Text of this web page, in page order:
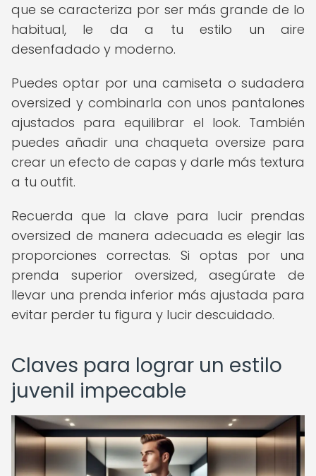
que se caracteriza por ser más grande de lo
habitual, le da a tu estilo un aire
desenfadado y moderno.
Puedes optar por una camiseta o sudadera
oversized y combinarla con unos pantalones
ajustados para equilibrar el look. También
puedes añadir una chaqueta oversize para
crear un efecto de capas y darle más textura
a tu outfit.
Recuerda que la clave para lucir prendas
oversized de manera adecuada es elegir las
proporciones correctas. Si optas por una
prenda superior oversized, asegúrate de
llevar una prenda inferior más ajustada para
evitar perder tu figura y lucir descuidado.
Claves para lograr un estilo
juvenil impecable